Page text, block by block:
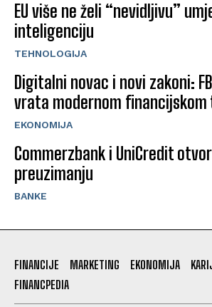
EU više ne želi “nevidljivu”
inteligenciju
TEHNOLOGIJA
Digitalni novac i novi zakoni:
vrata modernom
EKONOMIJA
Commerzbank i UniCredit
preuzimanju
BANKE
FINANCIJE MARKETING EKONOMIJA
FINANCPEDIA